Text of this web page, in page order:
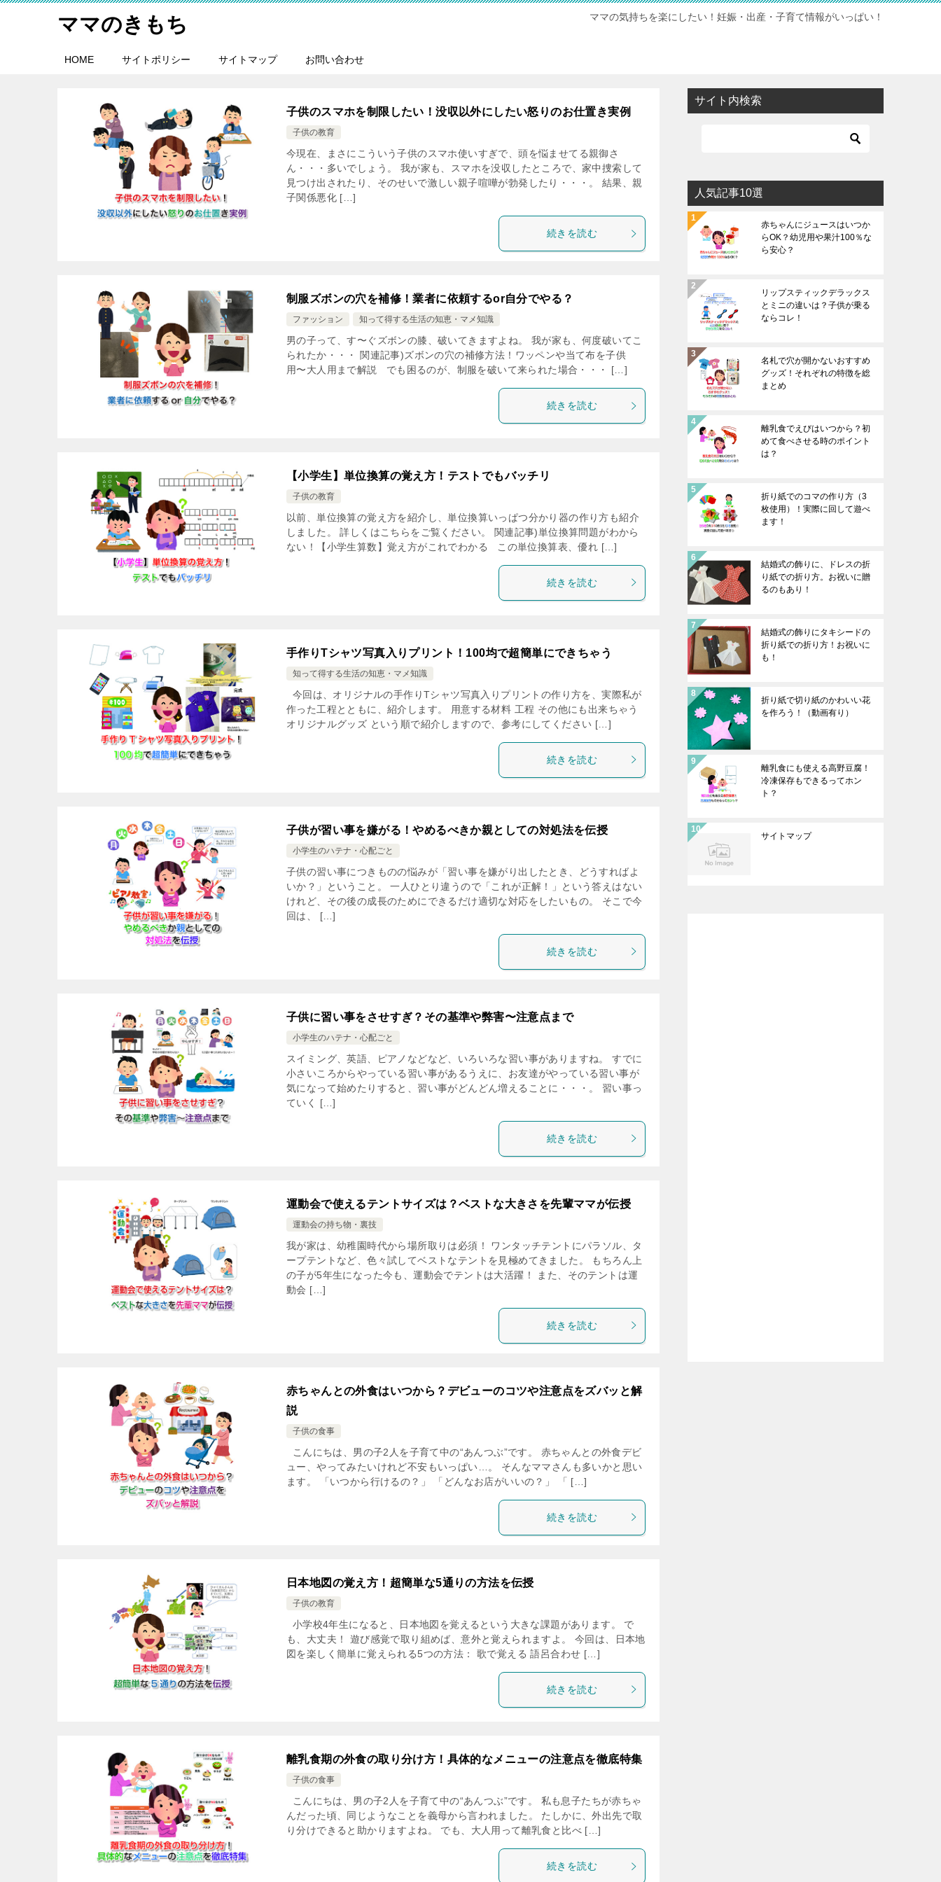
ママのきもち ママの気持ちを楽にしたい！妊娠・出産・子育て情報がいっぱい！
HOME サイトポリシー サイトマップ お問い合わせ
子供のスマホを制限したい！没収以外にしたい怒りのお仕置き実例
子供の教育
今現在、まさにこういう子供のスマホ使いすぎで、頭を悩ませてる親御さ
ん・・・多いでしょう。 我が家も、スマホを没収したところで、家中捜索して
見つけ出されたり、そのせいで激しい親子喧嘩が勃発したり・・・。 結果、親
子関係悪化 […]
続きを読む
制服ズボンの穴を補修！業者に依頼するor自分でやる？
ファッション 知って得する生活の知恵・マメ知識
男の子って、す〜ぐズボンの膝、破いてきますよね。 我が家も、何度破いてこ
られたか・・・ 関連記事)ズボンの穴の補修方法！ワッペンや当て布を子供
用〜大人用まで解説 でも困るのが、制服を破いて来られた場合・・・ […]
続きを読む
【小学生】単位換算の覚え方！テストでもバッチリ
子供の教育
以前、単位換算の覚え方を紹介し、単位換算いっぱつ分かり器の作り方も紹介
しました。 詳しくはこちらをご覧ください。 関連記事)単位換算問題がわから
ない！【小学生算数】覚え方がこれでわかる この単位換算表、優れ […]
続きを読む
手作りTシャツ写真入りプリント！100均で超簡単にできちゃう
知って得する生活の知恵・マメ知識
今回は、オリジナルの手作りTシャツ写真入りプリントの作り方を、実際私が
作った工程とともに、紹介します。 用意する材料 工程 その他にも出来ちゃう
オリジナルグッズ という順で紹介しますので、参考にしてください […]
続きを読む
子供が習い事を嫌がる！やめるべきか親としての対処法を伝授
小学生のハテナ・心配ごと
子供の習い事につきものの悩みが「習い事を嫌がり出したとき、どうすればよ
いか？」ということ。 一人ひとり違うので「これが正解！」という答えはない
けれど、その後の成長のためにできるだけ適切な対応をしたいもの。 そこで今
回は、 […]
続きを読む
子供に習い事をさせすぎ？その基準や弊害〜注意点まで
小学生のハテナ・心配ごと
スイミング、英語、ピアノなどなど、いろいろな習い事がありますね。 すでに
小さいころからやっている習い事があるうえに、お友達がやっている習い事が
気になって始めたりすると、習い事がどんどん増えることに・・・。 習い事っ
ていく […]
続きを読む
運動会で使えるテントサイズは？ベストな大きさを先輩ママが伝授
運動会の持ち物・裏技
我が家は、幼稚園時代から場所取りは必須！ ワンタッチテントにパラソル、タ
ープテントなど、色々試してベストなテントを見極めてきました。 もちろん上
の子が5年生になった今も、運動会でテントは大活躍！ また、そのテントは運
動会 […]
続きを読む
赤ちゃんとの外食はいつから？デビューのコツや注意点をズバッと解
説
子供の食事
こんにちは、男の子2人を子育て中の“あんつぶ”です。 赤ちゃんとの外食デビ
ュー、やってみたいけれど不安もいっぱい…。 そんなママさんも多いかと思い
ます。 「いつから行けるの？」 「どんなお店がいいの？」 「 […]
続きを読む
日本地図の覚え方！超簡単な5通りの方法を伝授
子供の教育
小学校4年生になると、日本地図を覚えるという大きな課題があります。 で
も、大丈夫！ 遊び感覚で取り組めば、意外と覚えられますよ。 今回は、日本地
図を楽しく簡単に覚えられる5つの方法： 歌で覚える 語呂合わせ […]
続きを読む
離乳食期の外食の取り分け方！具体的なメニューの注意点を徹底特集
子供の食事
こんにちは、男の子2人を子育て中の“あんつぶ”です。 私も息子たちが赤ちゃ
んだった頃、同じようなことを義母から言われました。 たしかに、外出先で取
り分けできると助かりますよね。 でも、大人用って離乳食と比べ […]
続きを読む
サイト内検索
人気記事10選
赤ちゃんにジュースはいつか
らOK？幼児用や果汁100％な
ら安心？
リップスティックデラックス
とミニの違いは？子供が乗る
ならコレ！
名札で穴が開かないおすすめ
グッズ！それぞれの特徴を総
まとめ
離乳食でえびはいつから？初
めて食べさせる時のポイント
は？
折り紙でのコマの作り方（3
枚使用）！実際に回して遊べ
ます！
結婚式の飾りに、ドレスの折
り紙での折り方。お祝いに贈
るのもあり！
結婚式の飾りにタキシードの
折り紙での折り方！お祝いに
も！
折り紙で切り紙のかわいい花
を作ろう！（動画有り）
離乳食にも使える高野豆腐！
冷凍保存もできるってホン
ト？
サイトマップ